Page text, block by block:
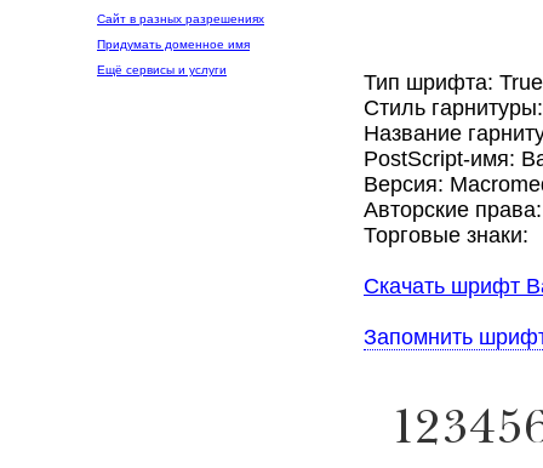
Сайт в разных разрешениях
Придумать доменное имя
Ещё сервисы и услуги
Тип шрифта:
Стиль
Название
PostScript-имя:
Версия:
Авторские
Торговые знаки:
Скачать шрифт
Запомнить